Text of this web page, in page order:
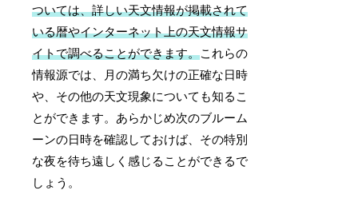
ついては、詳しい天文情報が掲載されて
いる暦やインターネット上の天文情報サ
イトで調べることができます。これらの
情報源では、月の満ち欠けの正確な日時
や、その他の天文現象についても知るこ
とができます。あらかじめ次のブルーム
ーンの日時を確認しておけば、その特別
な夜を待ち遠しく感じることができるで
しょう。